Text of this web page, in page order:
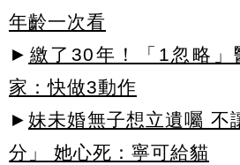
年齡一次看
► 繳了30年！「1忽略」
家：快做3動作
► 妹未婚無子想立遺囑 不
分」 她心死：寧可給貓